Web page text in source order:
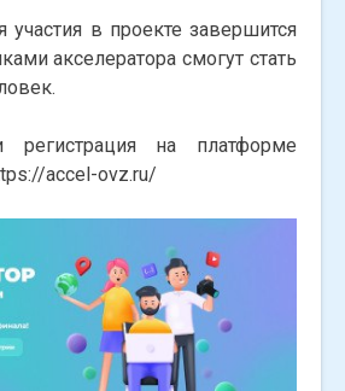
участия в проекте завершится
акселератора смогут стать
регистрация на платформе
accel-ovz.ru/